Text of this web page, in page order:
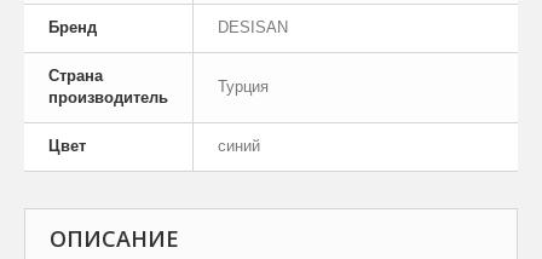
Бренд DESISAN
Страна
производитель
Турция
Цвет синий
ОПИСАНИЕ